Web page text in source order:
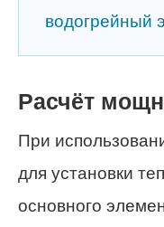
водогрейный
Расчёт
При
для установки
основного